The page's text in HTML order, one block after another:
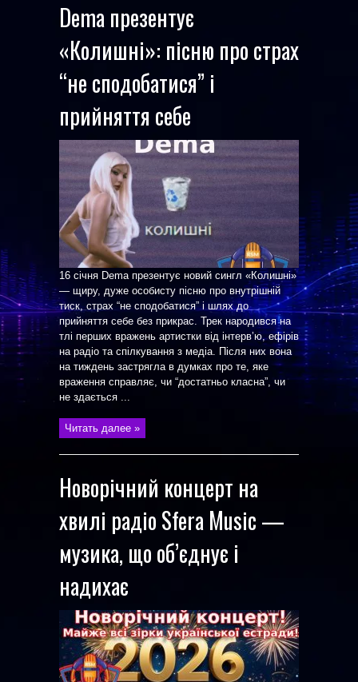
Dema презентує
«Колишні»: пісню про страх
“не сподобатися” і
прийняття себе
16 січня Dema презентує новий сингл «Колишні»
— щиру, дуже особисту пісню про внутрішній
тиск, страх “не сподобатися” і шлях до
прийняття себе без прикрас. Трек народився на
тлі перших вражень артистки від інтерв’ю, ефірів
на радіо та спілкування з медіа. Після них вона
на тиждень застрягла в думках про те, яке
враження справляє, чи “достатньо класна”, чи
не здається ...
Читать далее »
Новорічний концерт на
хвилі радіо Sfera Music —
музика, що об’єднує і
надихає